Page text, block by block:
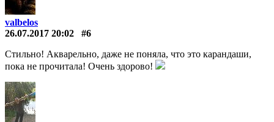
valbelos
26.07.2017 20:02
#6
Стильно! Акварельно, даже не поняла, что это карандаши,
пока не прочитала! Очень здорово!